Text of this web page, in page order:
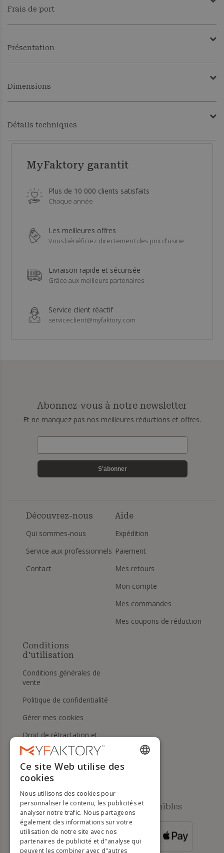
Frais de port
Présentation
Dimensions
Détails techniques
MyFaktory garantit
Plus de 10 000 clients satisfaits
Chaque année
Les meilleures offres
Vous bénéficiez directement des prix d'usine
Livraison rapide et sécurisée
Grâce aux meilleurs partenaires
Service client réactif
serviceclient@myfaktory.com
Abonnez-vous à notre newsletter
Et ne manquez pas nos meilleures réductions et offres.
S'abonner
Découvrez-nous
Qui sommes-nous
Service aux professionnels
Contact
Aide
Expédition
Paiement
Mes retours
Mon compte
Mes commandes
Mes coupons de réduction
Conditions
d'utilisation
Conditions générales de
vente
Politique de confidentialité
Gérer mes cookies
Droit de rétractation et
retours
Aide
Méthodes de paiement disponibles
POUR LES
COMMANDES
SUPÉRIEURES À
ENGLISH
DUTCH
GERMAN
Ce site Web utilise des
cookies
Nous utilisons des cookies pour
personnaliser le contenu, les publicités et
analyser notre trafic. Nous partageons
également des informations sur votre
utilisation de notre site avec nos
partenaires de publicité et d"analyse qui
peuvent les combiner avec d"autres